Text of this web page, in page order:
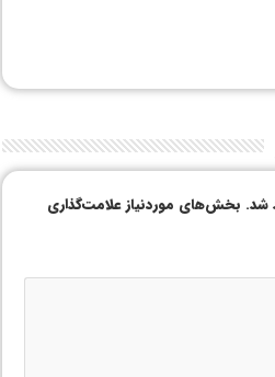
شد. بخش‌های موردنیاز علامت‌گذاری